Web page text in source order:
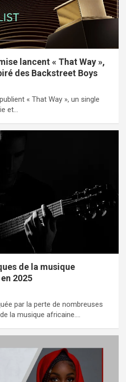
lancent « That Way »,
des Backstreet Boys
« That Way », un single
et…
de la musique
2025
par la perte de nombreuses
la musique africaine.…